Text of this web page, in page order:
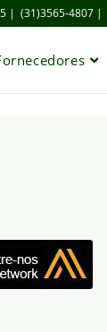
| (31)3565-4807 |